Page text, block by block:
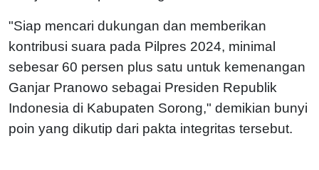
"Siap mencari dukungan dan memberikan
kontribusi suara pada Pilpres 2024, minimal
sebesar 60 persen plus satu untuk kemenangan
Ganjar Pranowo sebagai Presiden Republik
Indonesia di Kabupaten Sorong," demikian bunyi
poin yang dikutip dari pakta integritas tersebut.